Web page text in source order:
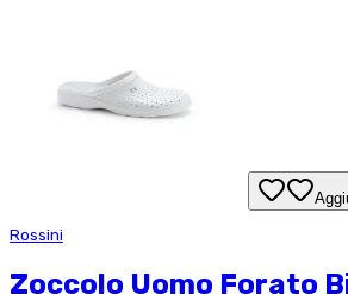
Rossini
Zoccolo Uomo Forato